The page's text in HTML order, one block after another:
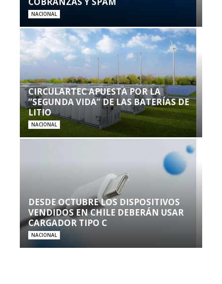
NACIONAL
CIRCULARTEC APUESTA POR LA
“SEGUNDA VIDA” DE LAS BATERÍAS DE
LITIO
NACIONAL
DESDE OCTUBRE LOS DISPOSITIVOS
VENDIDOS EN CHILE DEBERÁN USAR
CARGADOR TIPO C
NACIONAL